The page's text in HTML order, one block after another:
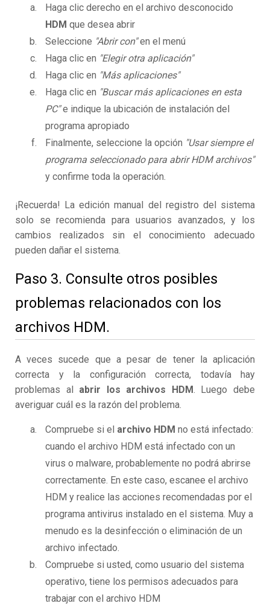
Haga clic derecho en el archivo desconocido
HDM que desea abrir
Seleccione "Abrir con"en el menú
Haga clic en "Elegir otra aplicación"
Haga clic en "Más aplicaciones"
Haga clic en "Buscar más aplicaciones en esta
PC"e indique la ubicación de instalación del
programa apropiado
Finalmente, seleccione la opción "Usar siempre el
programa seleccionado para abrir HDM archivos"
y confirme toda la operación.
¡Recuerda! La edición manual del registro del sistema
solo se recomienda para usuarios avanzados, y los
cambios realizados sin el conocimiento adecuado
pueden dañar el sistema.
Paso 3. Consulte otros posibles
problemas relacionados con los
archivos HDM.
A veces sucede que a pesar de tener la aplicación
correcta y la configuración correcta, todavía hay
problemas al abrir los archivos HDM. Luego debe
averiguar cuál es la razón del problema.
Compruebe si el archivo HDM no está infectado:
cuando el archivo HDM está infectado con un
virus o malware, probablemente no podrá abrirse
correctamente. En este caso, escanee el archivo
HDM y realice las acciones recomendadas por el
programa antivirus instalado en el sistema. Muy a
menudo es la desinfección o eliminación de un
archivo infectado.
Compruebe si usted, como usuario del sistema
operativo, tiene los permisos adecuados para
trabajar con el archivo HDM